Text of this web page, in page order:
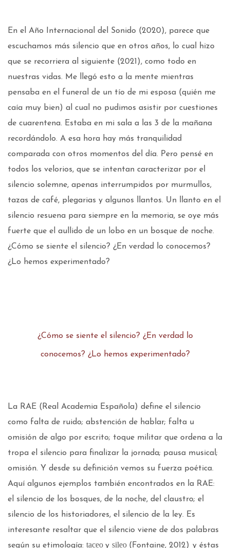
En el Año Internacional del Sonido (2020), parece que
escuchamos más silencio que en otros años, lo cual hizo
que se recorriera al siguiente (2021), como todo en
nuestras vidas. Me llegó esto a la mente mientras
pensaba en el funeral de un tío de mi esposa (quién me
caía muy bien) al cual no pudimos asistir por cuestiones
de cuarentena. Estaba en mi sala a las 3 de la mañana
recordándolo. A esa hora hay más tranquilidad
comparada con otros momentos del día. Pero pensé en
todos los velorios, que se intentan caracterizar por el
silencio solemne, apenas interrumpidos por murmullos,
tazas de café, plegarias y algunos llantos. Un llanto en el
silencio resuena para siempre en la memoria, se oye más
fuerte que el aullido de un lobo en un bosque de noche.
¿Cómo se siente el silencio? ¿En verdad lo conocemos?
¿Lo hemos experimentado?
¿Cómo se siente el silencio? ¿En verdad lo
conocemos? ¿Lo hemos experimentado?
La RAE (Real Academia Española) define el silencio
como falta de ruido; abstención de hablar; falta u
omisión de algo por escrito; toque militar que ordena a la
tropa el silencio para finalizar la jornada; pausa musical;
omisión. Y desde su definición vemos su fuerza poética.
Aquí algunos ejemplos también encontrados en la RAE:
el silencio de los bosques, de la noche, del claustro; el
silencio de los historiadores, el silencio de la ley. Es
interesante resaltar que el silencio viene de dos palabras
según su etimología: taceo y sileo (Fontaine, 2012) y éstas